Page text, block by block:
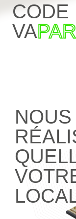
CODE
VA
NOUS